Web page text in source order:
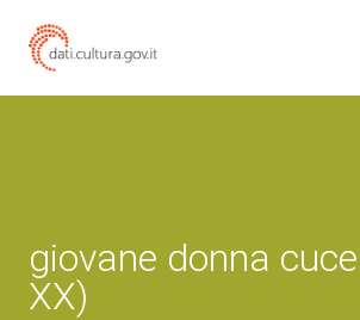
giovane donna
XX)